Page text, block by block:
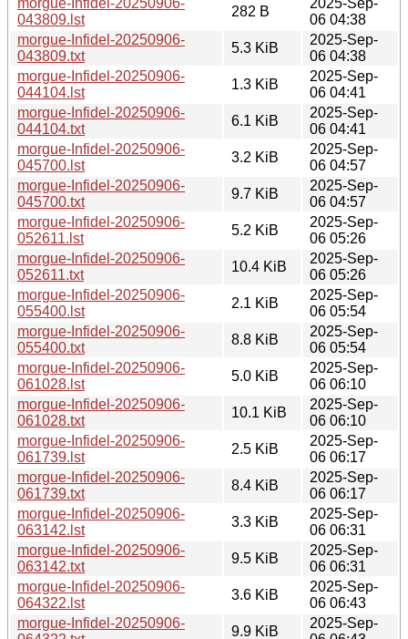
043809.lst
282 B
06 04:38
morgue-Infidel-20250906-
043809.txt
5.3 KiB
2025-Sep-
06 04:38
morgue-Infidel-20250906-
044104.lst
1.3 KiB
2025-Sep-
06 04:41
morgue-Infidel-20250906-
044104.txt
6.1 KiB
2025-Sep-
06 04:41
morgue-Infidel-20250906-
045700.lst
3.2 KiB
2025-Sep-
06 04:57
morgue-Infidel-20250906-
045700.txt
9.7 KiB
2025-Sep-
06 04:57
morgue-Infidel-20250906-
052611.lst
5.2 KiB
2025-Sep-
06 05:26
morgue-Infidel-20250906-
052611.txt
10.4 KiB
2025-Sep-
06 05:26
morgue-Infidel-20250906-
055400.lst
2.1 KiB
2025-Sep-
06 05:54
morgue-Infidel-20250906-
055400.txt
8.8 KiB
2025-Sep-
06 05:54
morgue-Infidel-20250906-
061028.lst
5.0 KiB
2025-Sep-
06 06:10
morgue-Infidel-20250906-
061028.txt
10.1 KiB
2025-Sep-
06 06:10
morgue-Infidel-20250906-
061739.lst
2.5 KiB
2025-Sep-
06 06:17
morgue-Infidel-20250906-
061739.txt
8.4 KiB
2025-Sep-
06 06:17
morgue-Infidel-20250906-
063142.lst
3.3 KiB
2025-Sep-
06 06:31
morgue-Infidel-20250906-
063142.txt
9.5 KiB
2025-Sep-
06 06:31
morgue-Infidel-20250906-
064322.lst
3.6 KiB
2025-Sep-
06 06:43
morgue-Infidel-20250906-
9.9 KiB
2025-Sep-